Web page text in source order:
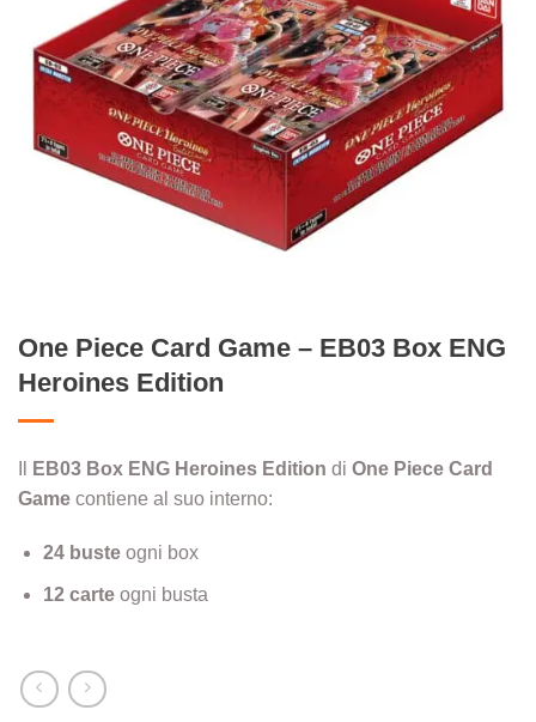
One Piece Card Game – EB03 Box ENG
Heroines Edition
EB03 Box ENG Heroines Edition di One Piece Card
Game contiene al suo interno:
24 buste ogni box
12 carte ogni busta